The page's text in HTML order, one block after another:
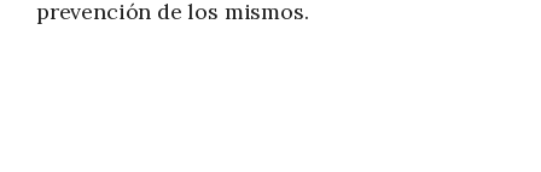
prevención de los mismos.